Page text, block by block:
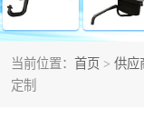
当前位置： 首页 > 供应
定制